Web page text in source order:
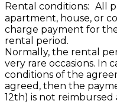
Rental conditions: All
apartment, house, or
charge payment for
rental period.
Normally, the rental
very rare occasions. In
conditions of the
agreed, then the
12th) is not